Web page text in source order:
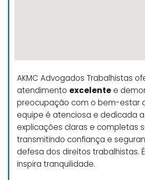
AKMC Advogados Trabalhistas
atendimento excelente e
preocupação com o bem-estar
equipe é atenciosa e dedicada
explicações claras e completas
transmitindo confiança e
defesa dos direitos trabalhistas.
inspira tranquilidade.